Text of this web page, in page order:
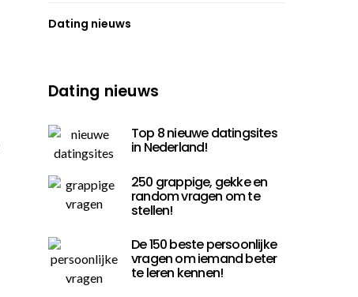
Dating nieuws
Dating nieuws
Top 8 nieuwe datingsites
in Nederland!
250 grappige, gekke en
random vragen om te
stellen!
De 150 beste persoonlijke
vragen om iemand beter
te leren kennen!